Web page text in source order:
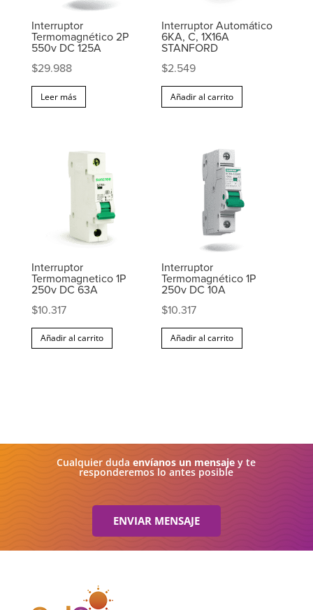
Interruptor
Termomagnético 2P
550v DC 125A
$29.988
Leer más
Interruptor Automático
6KA, C, 1X16A
STANFORD
$2.549
Añadir al carrito
Interruptor
Termomagnetico 1P
250v DC 63A
$10.317
Añadir al carrito
Interruptor
Termomagnético 1P
250v DC 10A
$10.317
Añadir al carrito
Cualquier dudaenvíanos un mensaje y te
responderemos lo antes posible
ENVIAR MENSAJE